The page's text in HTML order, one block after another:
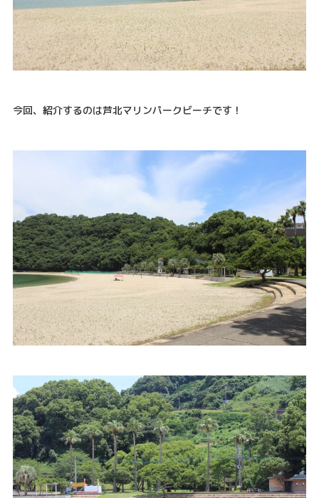
今回、紹介するのは芦北マリンパークビーチです！